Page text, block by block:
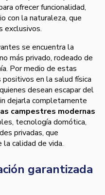
ofrecer funcionalidad,
con la naturaleza, que
exclusivos.
se encuentra la
más privado, rodeado de
Por medio de estas
en la salud física
desean escapar del
dejarla completamente
campestres modernas
tecnología domótica,
privadas, que
calidad de vida.
garantizada